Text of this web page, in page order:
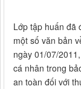
Lớp tập huấn đã
một số văn bản
ngày 01/07/
cá nhân trong
an toàn đối với